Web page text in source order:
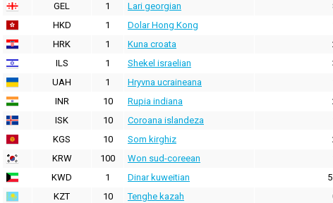
GEL
1 Lari georgian
HKD
1 Dolar Hong Kong
HRK
1 Kuna croata
ILS
1 Shekel israelian
UAH
1 Hryvna ucraineana
INR
10 Rupia indiana
ISK
10 Coroana islandeza
KGS
10 Som kirghiz
KRW
100 Won sud-coreean
KWD
1 Dinar kuweitian
KZT
10 Tenghe kazah